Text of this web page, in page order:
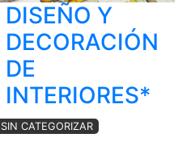
DISEÑO Y
DECORACIÓN
DE
INTERIORES*
SIN CATEGORIZAR